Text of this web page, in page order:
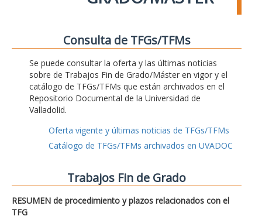
Consulta de TFGs/TFMs
Se puede consultar la oferta y las últimas noticias
sobre de Trabajos Fin de Grado/Máster en vigor y el
catálogo de TFGs/TFMs que están archivados en el
Repositorio Documental de la Universidad de
Valladolid.
Oferta vigente y últimas noticias de TFGs/TFMs
Catálogo de TFGs/TFMs archivados en UVADOC
Trabajos Fin de Grado
RESUMEN de procedimiento y plazos relacionados con el
TFG